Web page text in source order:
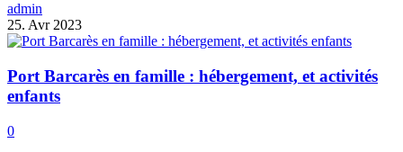
admin
25. Avr 2023
Port Barcarès en famille : hébergement, et activités
enfants
0